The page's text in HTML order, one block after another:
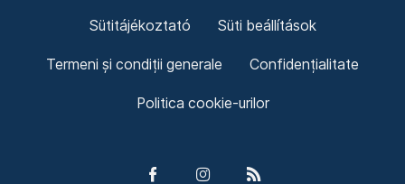
Sütitájékoztató Süti beállítások
Termeni și condiții generale Confidențialitate
Politica cookie-urilor